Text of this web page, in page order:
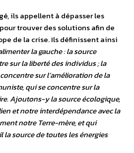
ils appellent à dépasser les
trouver des solutions afin de
de la crise. Ils définissent ainsi
la gauche : la source
sur la liberté des individus ; la
sur l’amélioration de la
qui se concentre sur la
Ajoutons-y la source écologique,
et notre interdépendance avec la
notre Terre-mère, et qui
source de toutes les énergies